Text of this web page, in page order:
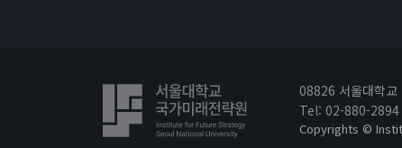
08826 서울대학교
Tel: 02-880-
Copyrights ©